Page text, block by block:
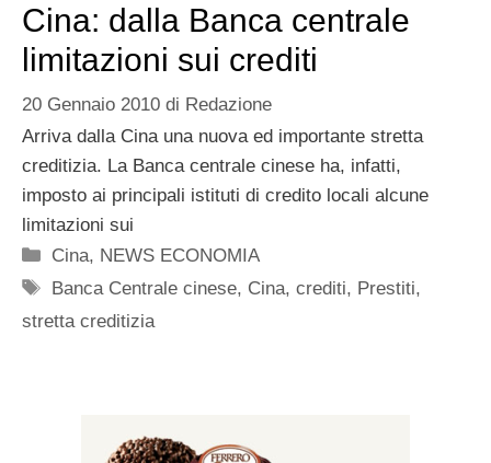
Cina: dalla Banca centrale
limitazioni sui crediti
20 Gennaio 2010 di Redazione
Arriva dalla Cina una nuova ed importante stretta
creditizia. La Banca centrale cinese ha, infatti,
imposto ai principali istituti di credito locali alcune
limitazioni sui
Categorie
Cina, NEWS ECONOMIA
Tag
Banca Centrale cinese, Cina,crediti, Prestiti,
stretta creditizia